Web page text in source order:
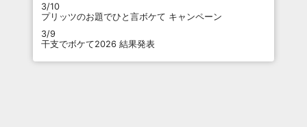
3/10
プリッツのお題でひと言ボケて キャンペーン
3/9
干支でボケて2026 結果発表